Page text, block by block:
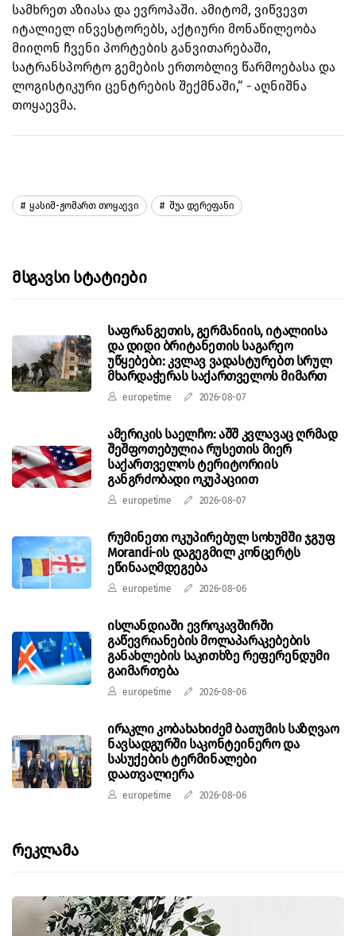
სამხრეთ აზიასა და ევროპაში. ამიტომ, ვიწვევთ
იტალიელ ინვესტორებს, აქტიური მონაწილეობა
მიიღონ ჩვენი პორტების განვითარებაში,
სატრანსპორტო გემების ერთობლივ წარმოებასა და
ლოგისტიკური ცენტრების შექმნაში,“ - აღნიშნა
თოყაევმა.
Ყასიმ-Ჟომართ Თოყაევი Შუა Დერეფანი
Მსგავსი Სტატიები
საფრანგეთის, გერმანიის, იტალიისა
და დიდი ბრიტანეთის საგარეო
უწყებები: კვლავ ვადასტურებთ სრულ
მხარდაჭერას საქართველოს მიმართ
europetime 2026-08-07
ამერიკის საელჩო: აშშ კვლავაც ღრმად
შეშფოთებულია რუსეთის მიერ
საქართველოს ტერიტორიის
განგრძობადი ოკუპაციით
europetime 2026-08-07
რუმინეთი ოკუპირებულ სოხუმში ჯგუფ
Morandi-ის დაგეგმილ კონცერტს
ეწინააღმდეგება
europetime 2026-08-06
ისლანდიაში ევროკავშირში
გაწევრიანების მოლაპარაკებების
განახლების საკითხზე რეფერენდუმი
გაიმართება
europetime 2026-08-06
ირაკლი კობახახიძემ ბათუმის საზღვაო
ნავსადგურში საკონტეინერო და
სასუქების ტერმინალები
დაათვალიერა
europetime 2026-08-06
Რეკლამა